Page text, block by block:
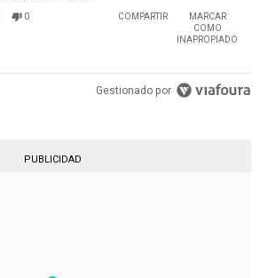
0 COMPARTIR
MARCAR
COMO
INAPROPIADO
Gestionado por
PUBLICIDAD